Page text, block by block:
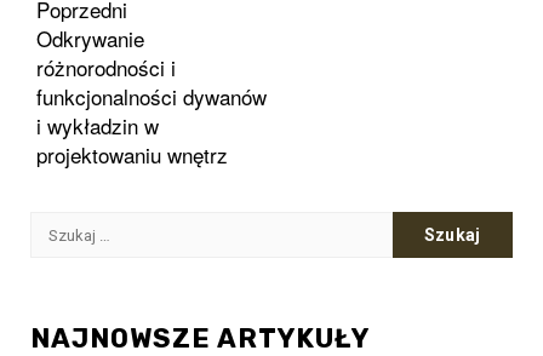
Zobacz
wpisy
Poprzedni
Odkrywanie
różnorodności i
funkcjonalności dywanów
i wykładzin w
projektowaniu wnętrz
Szukaj:
NAJNOWSZE ARTYKUŁY